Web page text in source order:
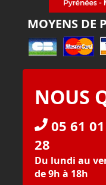
MOYENS DE
NOUS
05 61
28
Du lundi au
de 9h à 18h